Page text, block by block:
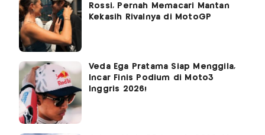
Rossi, Pernah Memacari Mantan
Kekasih Rivalnya di MotoGP
Veda Ega Pratama Siap Menggila,
Incar Finis Podium di Moto3
Inggris 2026!